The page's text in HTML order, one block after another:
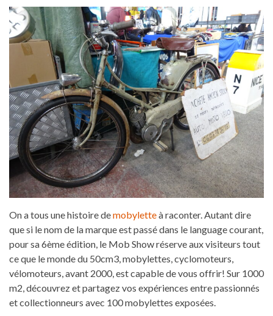
On a tous une histoire demobyletteà raconter. Autant dire
que si le nom de la marque est passé dans le language courant,
pour sa 6ème édition, le Mob Show réserve aux visiteurs tout
ce que le monde du 50cm3, mobylettes, cyclomoteurs,
vélomoteurs, avant 2000, est capable de vous offrir! Sur 1000
m2, découvrez et partagez vos expériences entre passionnés
et collectionneurs avec 100 mobylettes exposées.